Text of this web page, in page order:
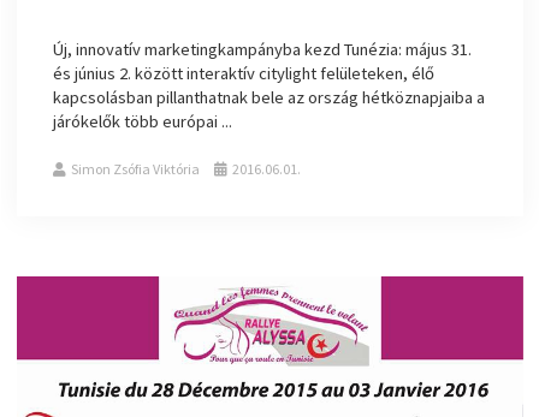
Új, innovatív marketingkampányba kezd Tunézia: május 31.
és június 2. között interaktív citylight felületeken, élő
kapcsolásban pillanthatnak bele az ország hétköznapjaiba a
járókelők több európai ...
Simon Zsófia Viktória 2016.06.01.